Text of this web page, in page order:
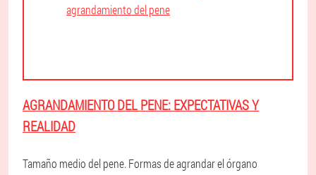
AGRANDAMIENTO DEL PENE: EXPECTATIVAS Y
REALIDAD
Tamaño medio del pene. Formas de agrandar el órgano